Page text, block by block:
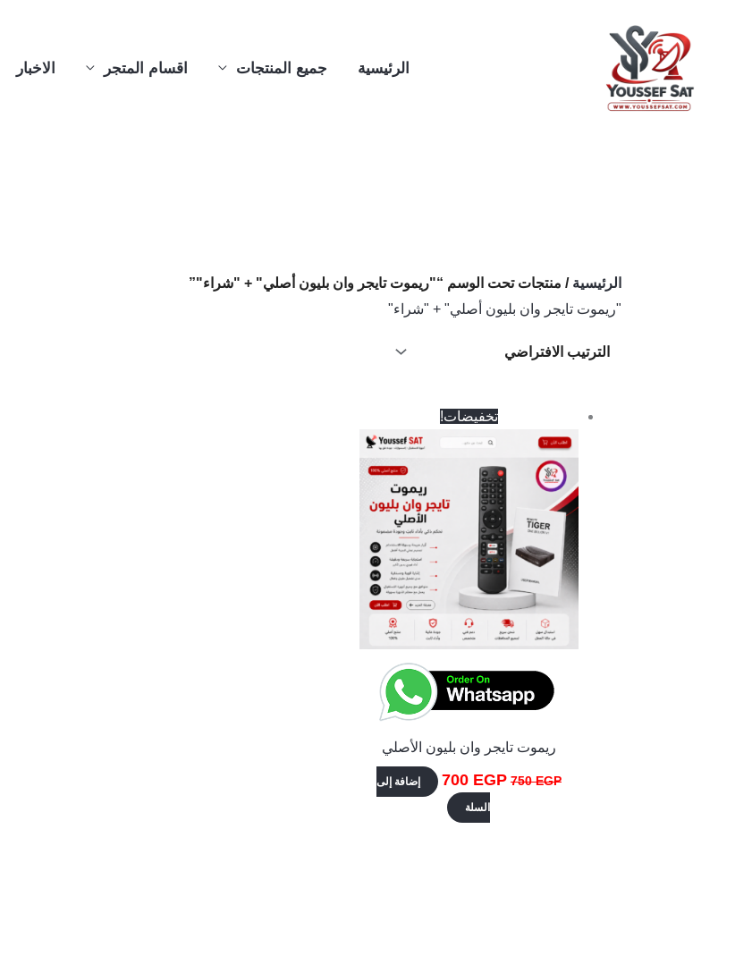
الرئيسية جميع المنتجات اقسام المتجر الاخبار
الرئيسية / منتجات تحت الوسم “"ريموت تايجر وان بليون أصلي" + "شراء"”
"ريموت تايجر وان بليون أصلي" + "شراء"
تخفيضات!
ريموت تايجر وان بليون الأصلي
750EGP
السعر
الأصلي
هو:
700 EGP
السعر
الحالي
إضافة إلى
السلة